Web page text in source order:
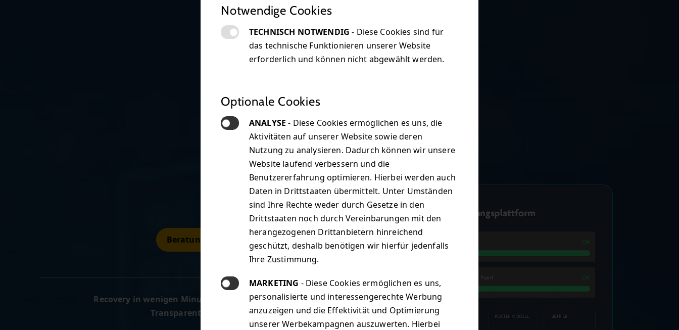
Beratung anfordern
Recovery in wenigen Minuten
Open Source statt Lock-in
Transparente Servicekosten
Beratung anfordern
Recovery in wenigen Minuten
Transparente Servicekosten
Notwendige Cookies
TECHNISCH NOTWENDIG- Diese Cookies sind für
das technische Funktionieren unserer Website
erforderlich und können nicht abgewählt werden.
Optionale Cookies
ANALYSE- Diese Cookies ermöglichen es uns, die
Aktivitäten auf unserer Website sowie deren
Nutzung zu analysieren. Dadurch können wir unsere
Website laufend verbessern und die
Benutzererfahrung optimieren. Hierbei werden auch
Daten in Drittstaaten übermittelt. Unter Umständen
sind Ihre Rechte weder durch Gesetze in den
Drittstaaten noch durch Vereinbarungen mit den
herangezogenen Drittanbietern hinreichend
geschützt, deshalb benötigen wir hierfür jedenfalls
Ihre Zustimmung.
MARKETING - Diese Cookies ermöglichen es uns,
personalisierte und interessengerechte Werbung
anzuzeigen und die Effektivität und Optimierung
unserer Werbekampagnen auszuwerten. Hierbei